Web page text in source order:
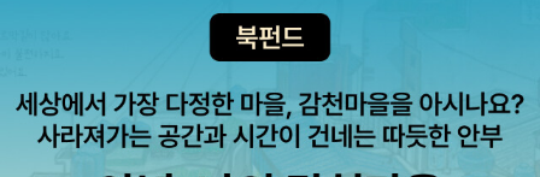
하는 데 더 집중하는 거 같다. 정부권력에 찬성하든 반대하든 중심에
도 못한다. 이런 상황에서 다시 한 번 강력한 지도자를 원하지 않으리
란 보장이 어디에 있을까.'이처럼 중앙 권력에 지나치게 의존하도록
길들여진 사람들에게 때때로 그 권력의 대표자를 선출하라고 불러내
고 마라톤화의 끈을 질끈 묶는다...... 아, 은유의 힘을 읽어 놓고, 겨우
이런 개똥같은 은유밖에 못하다니. 3. 우린 아무 관계도 아니에요: 부
질없는 것들은 정말로 부질없지만, 때로는 부질없는 눈으로 보고, 부
질없는 입으로 말하기 때문에 부질없는 것이기도 하다. 그래서 그런
죄없이 부질없는 것들에 '부질'을 한 번 더해 본다. 부질없는 것들의